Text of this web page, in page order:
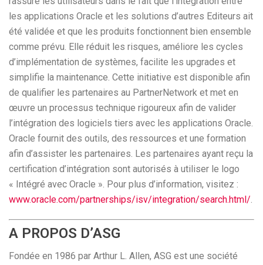
les applications Oracle et les solutions d’autres Editeurs ait
été validée et que les produits fonctionnent bien ensemble
comme prévu. Elle réduit les risques, améliore les cycles
d’implémentation de systèmes, facilite les upgrades et
simplifie la maintenance. Cette initiative est disponible afin
de qualifier les partenaires au PartnerNetwork et met en
œuvre un processus technique rigoureux afin de valider
l’intégration des logiciels tiers avec les applications Oracle.
Oracle fournit des outils, des ressources et une formation
afin d’assister les partenaires. Les partenaires ayant reçu la
certification d’intégration sont autorisés à utiliser le logo
« Intégré avec Oracle ». Pour plus d’information, visitez :
www.oracle.com/partnerships/isv/integration/search.html/.
A PROPOS D’ASG
Fondée en 1986 par Arthur L. Allen, ASG est une société